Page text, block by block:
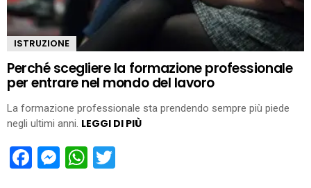
ISTRUZIONE
Perché scegliere la formazione professionale
per entrare nel mondo del lavoro
La formazione professionale sta prendendo sempre più piede
negli ultimi anni. LEGGI DI PIÙ
Facebook
Messenger
WhatsApp